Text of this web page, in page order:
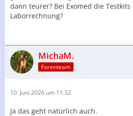
dann teurer? Bei Exomed die
Laborrechnung?
MichaM.
Forenteam
10. Juni 2026 um 11:32
Ja das geht natürlich auch.